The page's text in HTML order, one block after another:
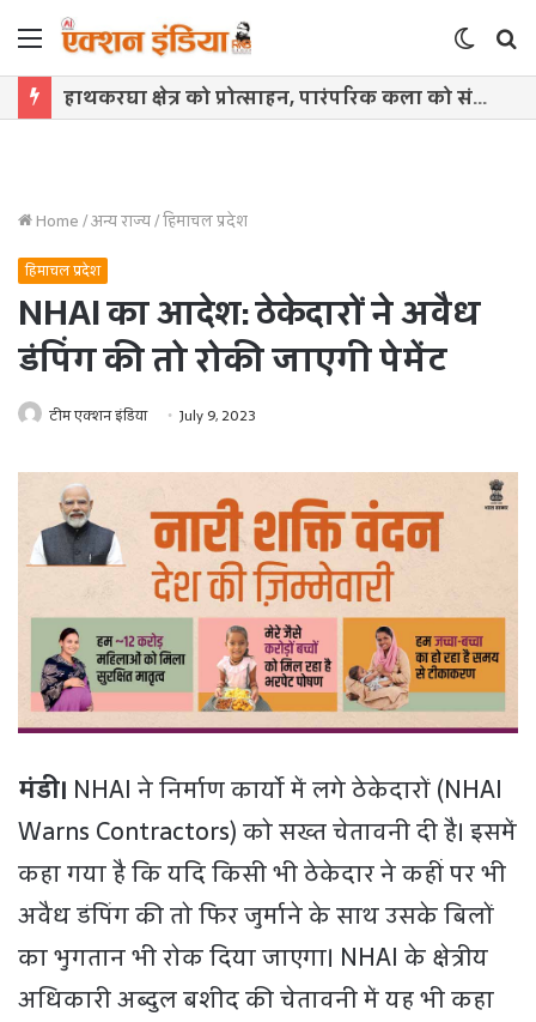
Menu
Switch
skin
हाथकरघा क्षेत्र को प्रोत्साहन, पारंपरिक कला को संरक्षित करने तथा महिलाओं को रोजगार के अवसर उपलब्धर करवाने की दिशा में महत्वपूर्ण पहल : मुख्यमंत्री डॉ. यादव
Home/अन्य राज्य/हिमाचल प्रदेश
हिमाचल प्रदेश
NHAI का आदेश: ठेकेदारों ने अवैध
डंपिंग की तो रोकी जाएगी पेमेंट
टीम एक्शन इंडिया July 9, 2023
मंडी। NHAI ने निर्माण कार्यो में लगे ठेकेदारों (NHAI
Warns Contractors) को सख्त चेतावनी दी है। इसमें
कहा गया है कि यदि किसी भी ठेकेदार ने कहीं पर भी
अवैध डंपिंग की तो फिर जुर्माने के साथ उसके बिलों
का भुगतान भी रोक दिया जाएगा। NHAI के क्षेत्रीय
अधिकारी अब्दुल बशीद की चेतावनी में यह भी कहा